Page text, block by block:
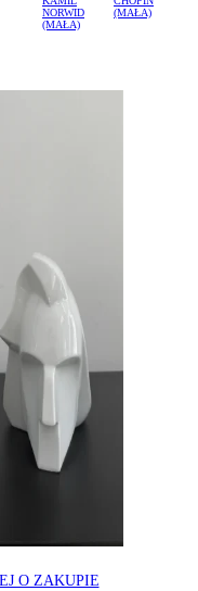
NORWID
(MAŁA)
(MAŁA)
O ZAKUPIE